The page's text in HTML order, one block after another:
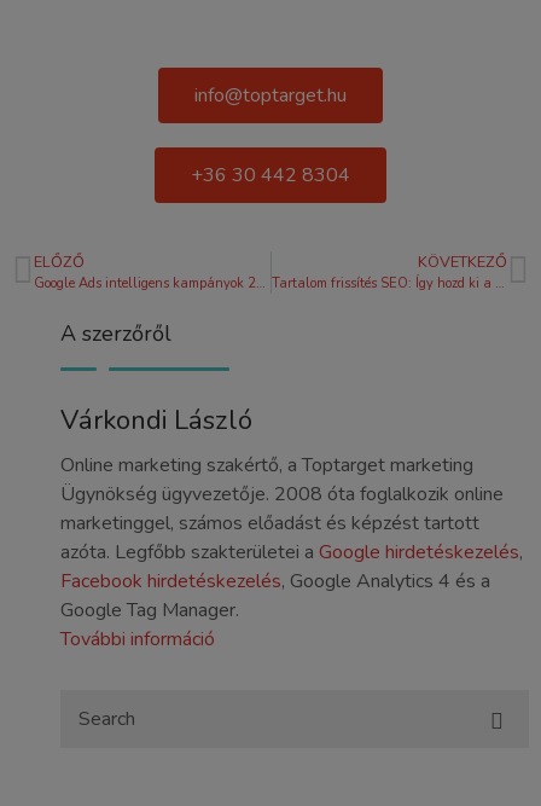
info@toptarget.hu
+36 30 442 8304
ELŐZŐ
Google Ads intelligens kampányok 2026: Útmutató a hatékony hirdetéskezeléshez
KÖVETKEZŐ
Tartalom frissítés SEO: Így hozd ki a maximumot a régi cikkeidből 2026-ban
A szerzőről
Várkondi László
Online marketing szakértő, a Toptarget marketing
Ügynökség ügyvezetője. 2008 óta foglalkozik online
marketinggel, számos előadást és képzést tartott
azóta. Legfőbb szakterületei a Google hirdetéskezelés,
Facebook hirdetéskezelés, Google Analytics 4 és a
Google Tag Manager.
További információ